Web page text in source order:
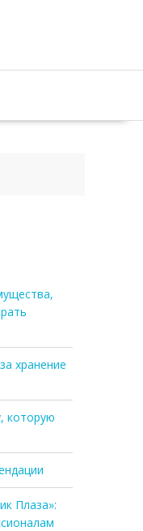
хранение
которую
Плаза»: